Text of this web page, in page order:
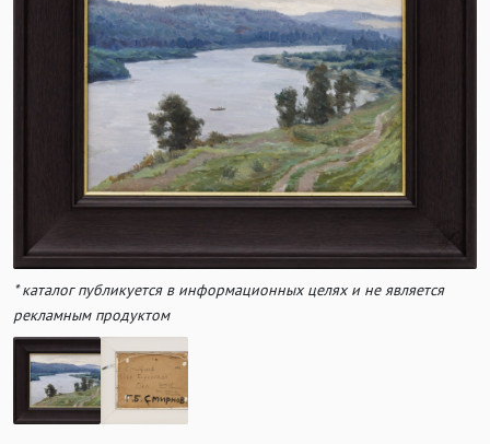
* каталог публикуется в информационных целях и не является
рекламным продуктом